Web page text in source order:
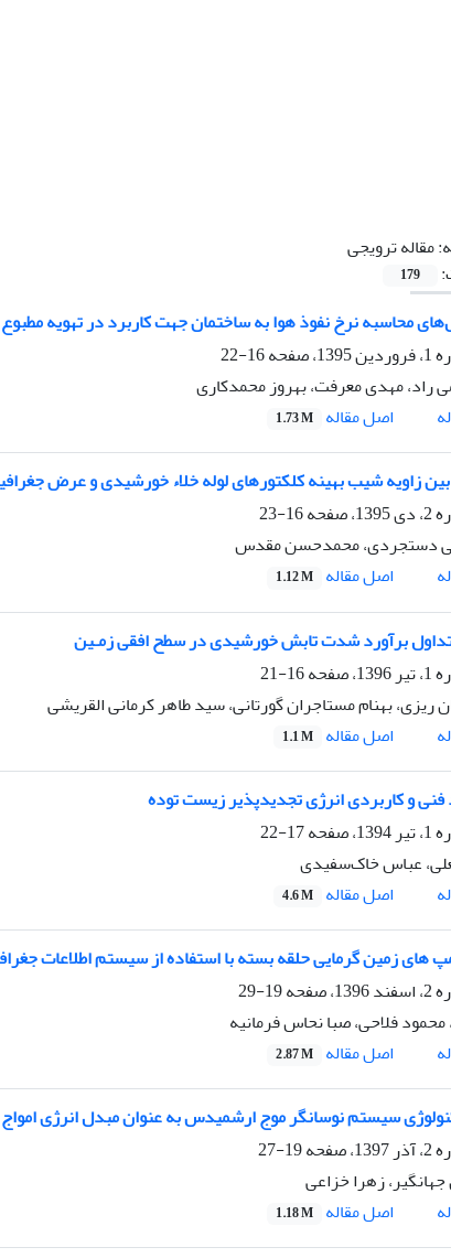
مقاله ترویجی
179
محاسبه نرخ نفوذ هوا به ساختمان جهت کاربرد در تهویه
16-22
راد، مهدی معرفت، بهروز محمدکاری
اصل مقاله 1.73 M
بین زاویه شیب بهینه کلکتورهای لوله خلاء خورشیدی و عرض
16-23
دستجردی، محمدحسن مقدس
اصل مقاله 1.12 M
برآورد شدت تابش خورشیدی در سطح افقی زمـین
16-21
ریزی، بهنام مستاجران گورتانی، سید طاهر کرمانی القریشی
اصل مقاله 1.1 M
فنی و کاربردی انرژی تجدیدپذیر زیست توده
17-22
عباس خاک‌سفیدی
اصل مقاله 4.6 M
های زمین گرمایی حلقه بسته با استفاده از سیستم اطلاعات
19-29
فلاحی، صبا نحاس فرمانیه
اصل مقاله 2.87 M
سیستم نوسانگر موج ارشمیدس به عنوان مبدل انرژی امواج
19-27
زهرا خزاعی
اصل مقاله 1.18 M